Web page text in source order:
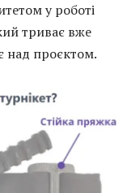
у роботі
триває вже
над проєктом.